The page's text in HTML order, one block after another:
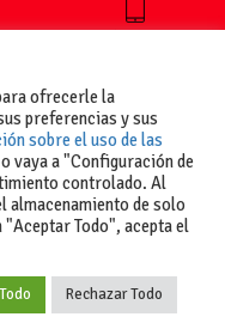
+34 627 35
motor
ofrecerle la
preferencias y sus
sobre el uso de las
vaya a "Configuración de
controlado. Al
almacenamiento de solo
Todo", acepta el
Rechazar Todo